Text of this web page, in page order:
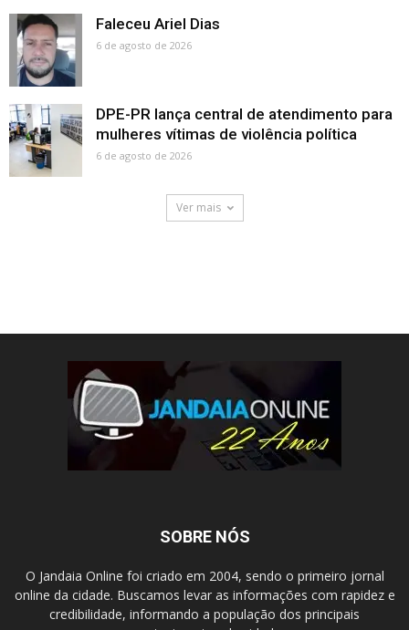
Faleceu Ariel Dias
6 de agosto de 2026
DPE-PR lança central de atendimento para
mulheres vítimas de violência política
6 de agosto de 2026
Ver mais
SOBRE NÓS
O Jandaia Online foi criado em 2004, sendo o primeiro jornal
online da cidade. Buscamos levar as informações com rapidez e
credibilidade, informando a população dos principais